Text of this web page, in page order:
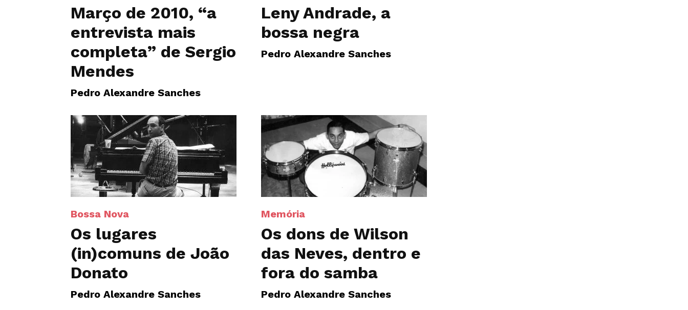
Março de 2010, “a
entrevista mais
completa” de Sergio
Mendes
Pedro Alexandre Sanches
Leny Andrade, a
bossa negra
Pedro Alexandre Sanches
Bossa Nova
Os lugares
(in)comuns de João
Donato
Pedro Alexandre Sanches
Memória
Os dons de Wilson
das Neves, dentro e
fora do samba
Pedro Alexandre Sanches